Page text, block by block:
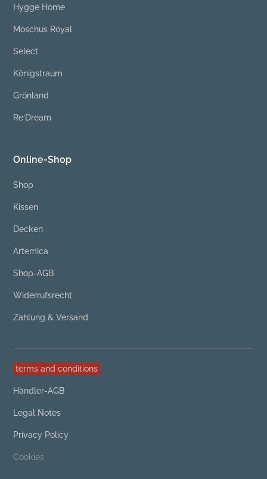
Hygge Home
Moschus Royal
Select
Königstraum
Grönland
Re‘Dream
Online-Shop
Shop
Kissen
Decken
Artemica
Shop-AGB
Widerrufsrecht
Zahlung & Versand
terms and conditions
Händler-AGB
Legal Notes
Privacy Policy
Cookies